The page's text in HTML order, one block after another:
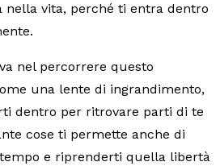
nella vita, perché ti entra dentro
nel percorrere questo
una lente di ingrandimento,
dentro per ritrovare parti di te
cose ti permette anche di
e riprenderti quella libertà